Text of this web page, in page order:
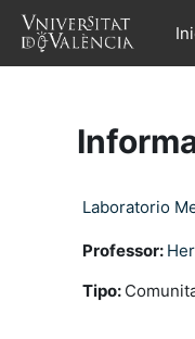
Ves al contingut principal
Laboratorio
Professor:
Tipo: